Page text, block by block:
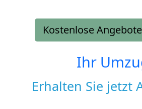
Kostenlose
Ihr
Erhalten Sie jetzt